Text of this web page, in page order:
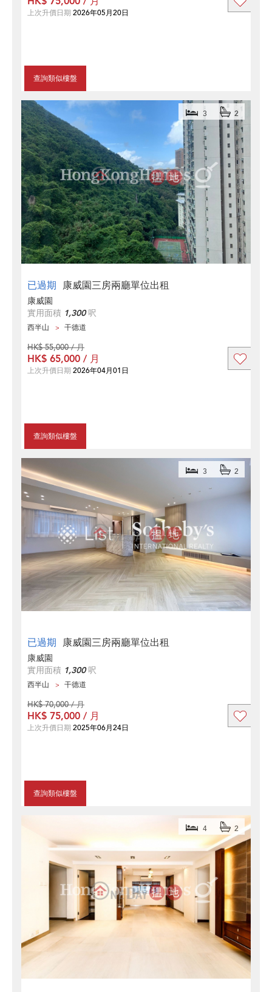
查詢類似樓盤
上次升價日期 2026年05月20日
已過期 康威園三房兩廳單位出租
3 2
康威園
實用面積 1,300呎
西半山 干德道
查詢類似樓盤
HK$ 55,000 / 月
HK$ 65,000 / 月
上次升價日期 2026年04月01日
已過期 康威園三房兩廳單位出租
3 2
康威園
實用面積 1,300呎
西半山 干德道
查詢類似樓盤
HK$ 70,000 / 月
HK$ 75,000 / 月
上次升價日期 2025年06月24日
4 2